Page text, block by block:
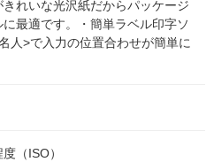
きれいな光沢紙だからパッケージ
最適です。・簡単ラベル印字ソ
人>で入力の位置合わせが簡単に
（ISO）